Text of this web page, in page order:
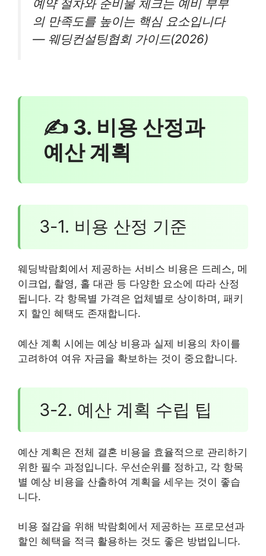
예약 절차와 준비물 체크는 예비 부부
의 만족도를 높이는 핵심 요소입니다
— 웨딩컨설팅협회 가이드(2026)
✍ 3. 비용 산정과
예산 계획
3-1. 비용 산정 기준
웨딩박람회에서 제공하는 서비스 비용은 드레스, 메
이크업, 촬영, 홀 대관 등 다양한 요소에 따라 산정
됩니다. 각 항목별 가격은 업체별로 상이하며, 패키
지 할인 혜택도 존재합니다.
예산 계획 시에는 예상 비용과 실제 비용의 차이를
고려하여 여유 자금을 확보하는 것이 중요합니다.
3-2. 예산 계획 수립 팁
예산 계획은 전체 결혼 비용을 효율적으로 관리하기
위한 필수 과정입니다. 우선순위를 정하고, 각 항목
별 예상 비용을 산출하여 계획을 세우는 것이 좋습
니다.
비용 절감을 위해 박람회에서 제공하는 프로모션과
할인 혜택을 적극 활용하는 것도 좋은 방법입니다.